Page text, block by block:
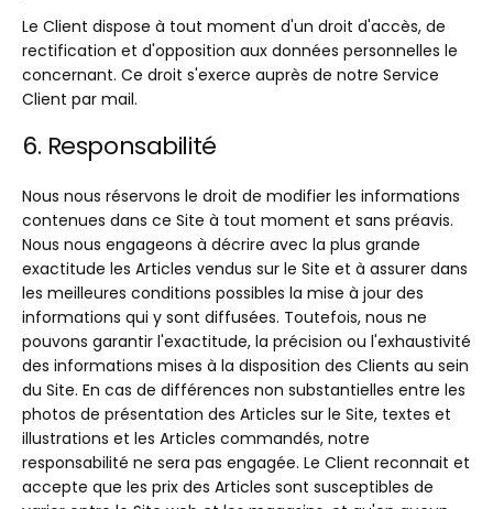
Le Client dispose à tout moment d'un droit d'accès, de
rectification et d'opposition aux données personnelles le
concernant. Ce droit s'exerce auprès de notre Service
Client par mail.
6. Responsabilité
Nous nous réservons le droit de modifier les informations
contenues dans ce Site à tout moment et sans préavis.
Nous nous engageons à décrire avec la plus grande
exactitude les Articles vendus sur le Site et à assurer dans
les meilleures conditions possibles la mise à jour des
informations qui y sont diffusées. Toutefois, nous ne
pouvons garantir l'exactitude, la précision ou l'exhaustivité
des informations mises à la disposition des Clients au sein
du Site. En cas de différences non substantielles entre les
photos de présentation des Articles sur le Site, textes et
illustrations et les Articles commandés, notre
responsabilité ne sera pas engagée. Le Client reconnait et
accepte que les prix des Articles sont susceptibles de